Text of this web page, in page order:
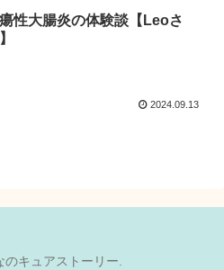
性大腸炎の体験談【Leoさ
2024.09.13
キュアストーリー.